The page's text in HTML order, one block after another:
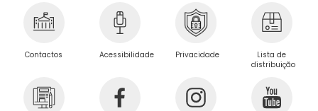
Contactos Acessibilidade Privacidade
Lista de
distribuição